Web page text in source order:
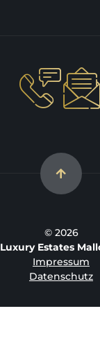
© 2026
Luxury Estates
Impressum
Datenschutz